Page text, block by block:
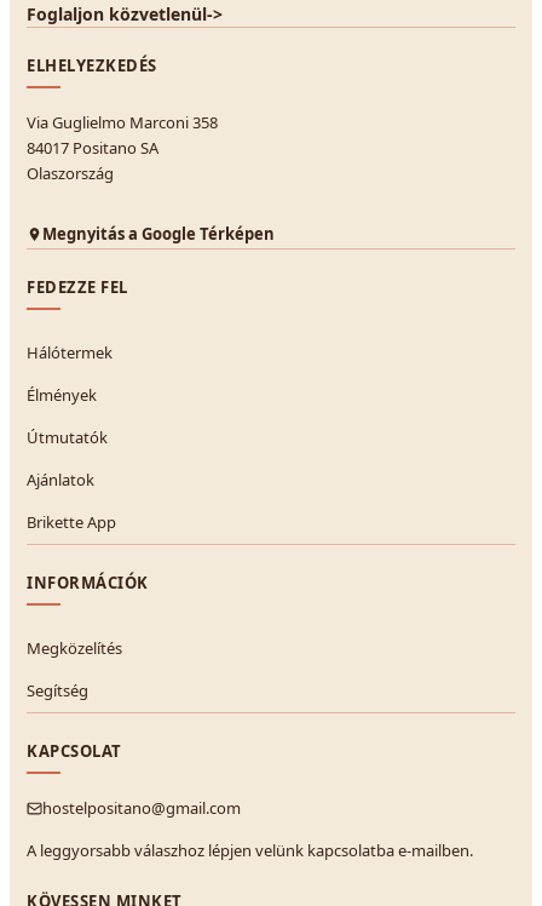
Foglaljon közvetlenül->
ELHELYEZKEDÉS
Via Guglielmo Marconi 358
84017 Positano SA
Olaszország
Megnyitás a Google Térképen
FEDEZZE FEL
Hálótermek
Élmények
Útmutatók
Ajánlatok
Brikette App
INFORMÁCIÓK
Megközelítés
Segítség
KAPCSOLAT
hostelpositano@gmail.com
A leggyorsabb válaszhoz lépjen velünk kapcsolatba e-mailben.
KÖVESSEN MINKET